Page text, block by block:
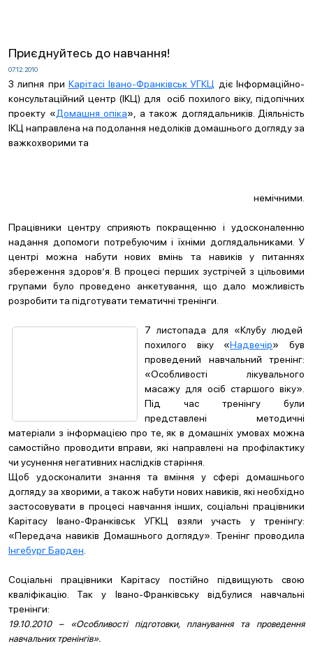
Приєднуйтесь до навчання!
07.12.2010
З липня при Карітасі Івано-Франківськ УГКЦ діє Інформаційно-
консультаційний центр (ІКЦ) для осіб похилого віку, підопічних
проекту «Домашня опіка», а також доглядальників. Діяльність
ІКЦ направлена на подолання недоліків домашнього догляду за
важкохворими та
немічними.
Працівники центру сприяють покращенню і удосконаленню
надання допомоги потребуючим і їхніми доглядальниками. У
центрі можна набути нових вмінь та навиків у питаннях
збереження здоров’я. В процесі перших зустрічей з цільовими
групами було проведено анкетування, що дало можливість
розробити та підготувати тематичні тренінги.
7 листопада для «Клубу людей
похилого віку «Надвечір» був
проведений навчальний тренінг:
«Особливості лікувального
масажу для осіб старшого віку».
Під час тренінгу були
представлені методичні
матеріали з інформацією про те, як в домашніх умовах можна
самостійно проводити вправи, які направлені на профілактику
чи усунення негативних наслідків старіння.
Щоб удосконалити знання та вміння у сфері домашнього
догляду за хворими, а також набути нових навиків, які необхідно
застосовувати в процесі навчання інших, соціальні працівники
Карітасу Івано-Франківськ УГКЦ взяли участь у тренінгу:
«Передача навиків Домашнього догляду». Тренінг проводила
Інгебург Барден
Соціальні працівники Карітасу постійно підвищують свою
кваліфікацію. Так у Івано-Франківську відбулися навчальні
тренінги:
19.10.2010 – «Особливості підготовки, планування та проведення
навчальних тренінгів».